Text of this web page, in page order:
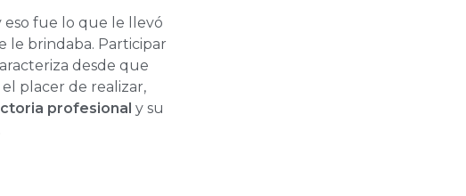
eso fue lo que le llevó
le brindaba. Participar
desde que
placer de realizar,
profesional y su